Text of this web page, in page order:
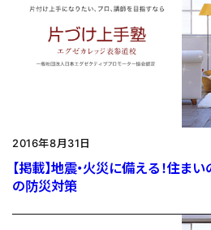
2016年8月31日
【掲載】地震・火災に備える！住ま
の防災対策